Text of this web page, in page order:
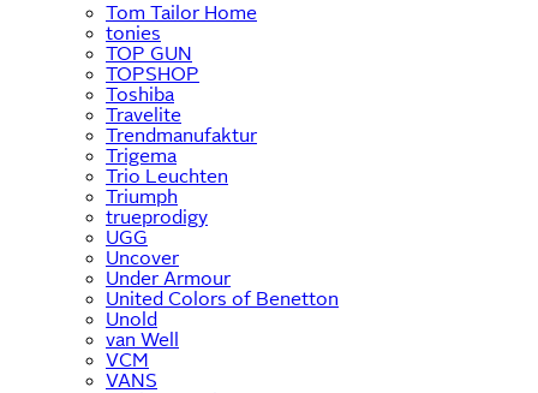
Tom Tailor Home
tonies
TOP GUN
TOPSHOP
Toshiba
Travelite
Trendmanufaktur
Trigema
Trio Leuchten
Triumph
trueprodigy
UGG
Uncover
Under Armour
United Colors of Benetton
Unold
van Well
VCM
VANS